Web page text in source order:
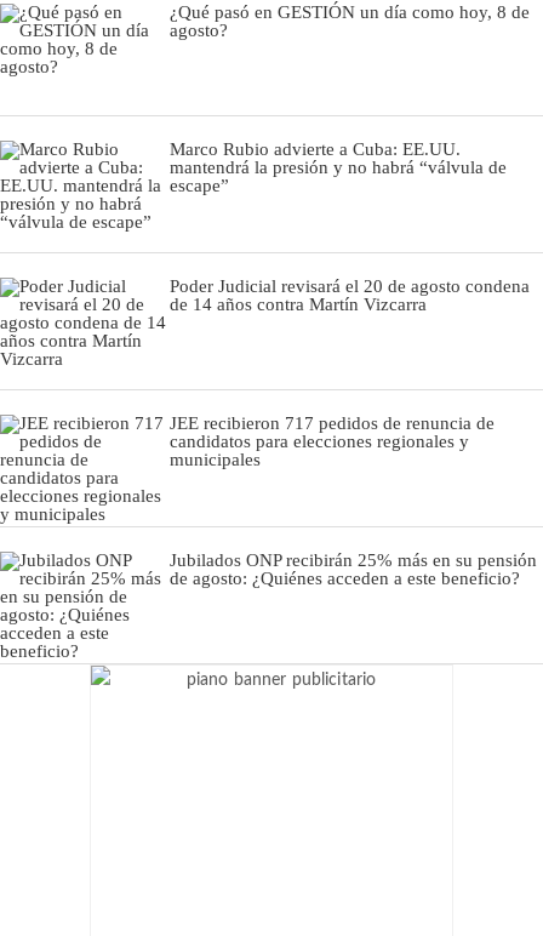
¿Qué pasó en GESTIÓN un día como hoy, 8 de
agosto?
Marco Rubio advierte a Cuba: EE.UU.
mantendrá la presión y no habrá “válvula de
escape”
Poder Judicial revisará el 20 de agosto condena
de 14 años contra Martín Vizcarra
JEE recibieron 717 pedidos de renuncia de
candidatos para elecciones regionales y
municipales
Jubilados ONP recibirán 25% más en su pensión
de agosto: ¿Quiénes acceden a este beneficio?